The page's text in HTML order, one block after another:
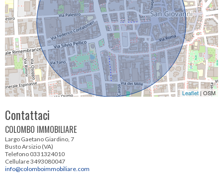
Leaflet| OSM
Contattaci
COLOMBO IMMOBILIARE
Largo Gaetano Giardino, 7
Busto Arsizio (VA)
Telefono 0331324010
Cellulare 3493080047
info@colomboimmobiliare.com